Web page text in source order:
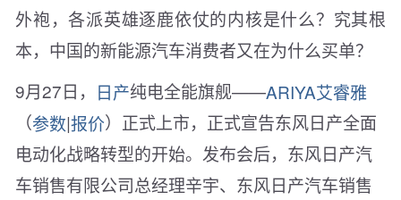
外袍，各派英雄逐鹿依仗的内核是什么？究其根
本，中国的新能源汽车消费者又在为什么买单？
9月27日， 日产纯电全能旗舰——ARIYA艾睿雅
（参数|报价）正式上市，正式宣告东风日产全面
电动化战略转型的开始。发布会后，东风日产汽
车销售有限公司总经理辛宇、东风日产汽车销售